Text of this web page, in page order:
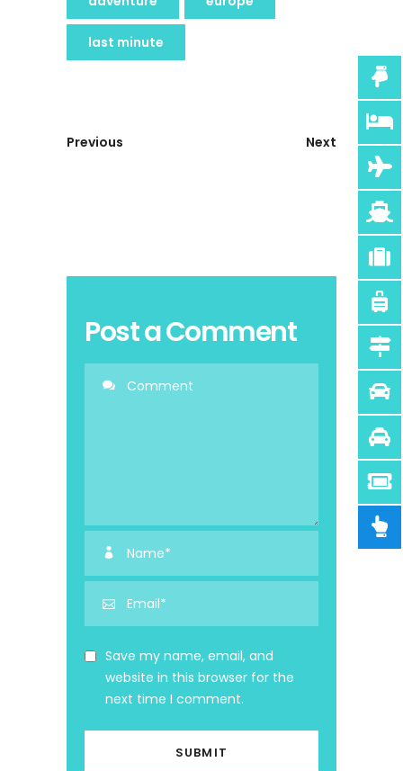
last minute
Previous Next
Post a Comment
Save my name, email, and
website in this browser for the
next time I comment.